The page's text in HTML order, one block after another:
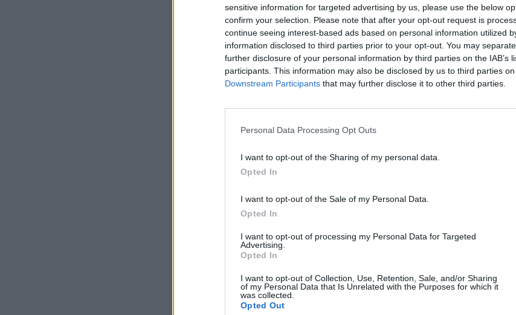
sensitive information for targeted advertising by us, please use the below
confirm your selection. Please note that after your opt-out request is
continue seeing interest-based ads based on personal information utilized
information disclosed to third parties prior to your opt-out. You may
further disclosure of your personal information by third parties on the IAB’s
participants. This information may also be disclosed by us to third parties
Downstream Participants that may further disclose it to other third parties.
Personal Data Processing Opt Outs
I want to opt-out of the Sharing of my personal data.
Opted In
I want to opt-out of the Sale of my Personal Data.
Opted In
I want to opt-out of processing my Personal Data for Targeted
Advertising.
Opted In
I want to opt-out of Collection, Use, Retention, Sale, and/or Sharing
of my Personal Data that Is Unrelated with the Purposes for which it
was collected.
Opted Out